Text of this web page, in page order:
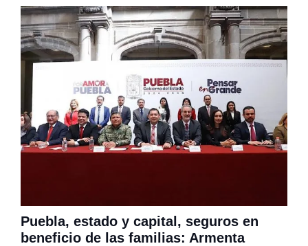
Puebla, estado y capital, seguros en
beneficio de las familias: Armenta